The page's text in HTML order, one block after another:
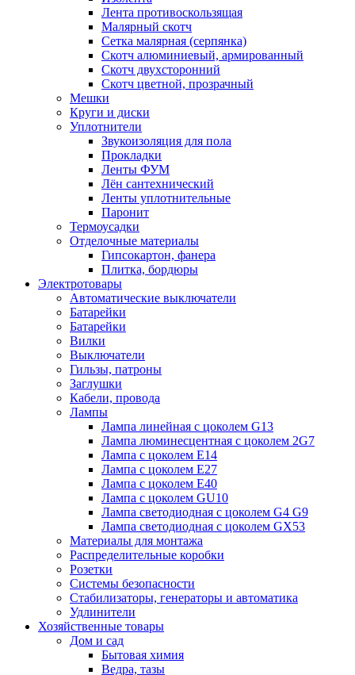
Лента противоскользящая
Малярный скотч
Сетка малярная (серпянка)
Скотч алюминиевый, армированный
Скотч двухсторонний
Скотч цветной, прозрачный
Мешки
Круги и диски
Уплотнители
Звукоизоляция для пола
Прокладки
Ленты ФУМ
Лён сантехнический
Ленты уплотнительные
Паронит
Термоусадки
Отделочные материалы
Гипсокартон, фанера
Плитка, бордюры
Электротовары
Автоматические выключатели
Батарейки
Батарейки
Вилки
Выключатели
Гильзы, патроны
Заглушки
Кабели, провода
Лампы
Лампа линейная с цоколем G13
Лампа люминесцентная с цоколем 2G7
Лампа с цоколем E14
Лампа с цоколем E27
Лампа с цоколем E40
Лампа с цоколем GU10
Лампа светодиодная с цоколем G4 G9
Лампа светодиодная с цоколем GX53
Материалы для монтажа
Распределительные коробки
Розетки
Системы безопасности
Стабилизаторы, генераторы и автоматика
Удлинители
Хозяйственные товары
Дом и сад
Бытовая химия
Ведра, тазы